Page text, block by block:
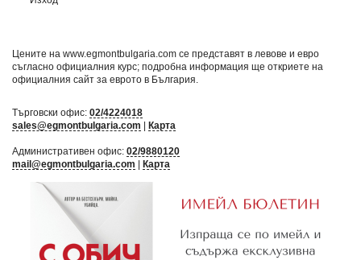
Цените на www.egmontbulgaria.com се представят в левове и евро
съгласно официалния курс; подробна информация ще откриете на
официалния сайт за еврото в България
Търговски офис: 02/4224018
sales@egmontbulgaria.com
Карта
Административен офис: 02/9880120
mail@egmontbulgaria.com
Карта